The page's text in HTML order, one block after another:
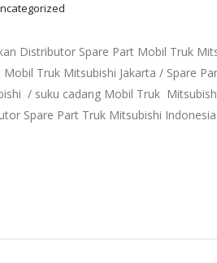
Distributor Spare Part Mobil Truk
Truk Mitsubishi Jakarta / Spare
/ suku cadang Mobil Truk
Spare Part Truk Mitsubishi